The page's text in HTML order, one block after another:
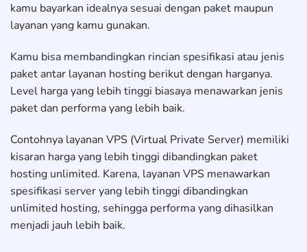
kamu bayarkan idealnya sesuai dengan paket maupun
layanan yang kamu gunakan.
Kamu bisa membandingkan rincian spesifikasi atau jenis
paket antar layanan hosting berikut dengan harganya.
Level harga yang lebih tinggi biasaya menawarkan jenis
paket dan performa yang lebih baik.
Contohnya layanan VPS (Virtual Private Server) memiliki
kisaran harga yang lebih tinggi dibandingkan paket
hosting unlimited. Karena, layanan VPS menawarkan
spesifikasi server yang lebih tinggi dibandingkan
unlimited hosting, sehingga performa yang dihasilkan
menjadi jauh lebih baik.